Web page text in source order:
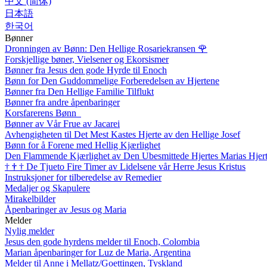
日本語
한국어
Bønner
Dronningen av Bønn: Den Hellige Rosariekransen 🌹
Forskjellige bøner, Vielsener og Ekorsismer
Bønner fra Jesus den gode Hyrde til Enoch
Bønn for Den Guddommelige Forberedelsen av Hjertene
Bønner fra Den Hellige Familie Tilflukt
Bønner fra andre åpenbaringer
Korsfarerens Bønn
Bønner av Vår Frue av Jacarei
Avhengigheten til Det Mest Kastes Hjerte av den Hellige Josef
Bønn for å Forene med Hellig Kjærlighet
Den Flammende Kjærlighet av Den Ubesmittede Hjertes Marias
† † † De Tjueto Fire Timer av Lidelsene vår Herre Jesus Kristus
Instruksjoner for tilberedelse av Remedier
Medaljer og Skapulere
Mirakelbilder
Åpenbaringer av Jesus og Maria
Melder
Nylig melder
Jesus den gode hyrdens melder til Enoch, Colombia
Marian åpenbaringer for Luz de Maria, Argentina
Melder til Anne i Mellatz/Goettingen, Tyskland